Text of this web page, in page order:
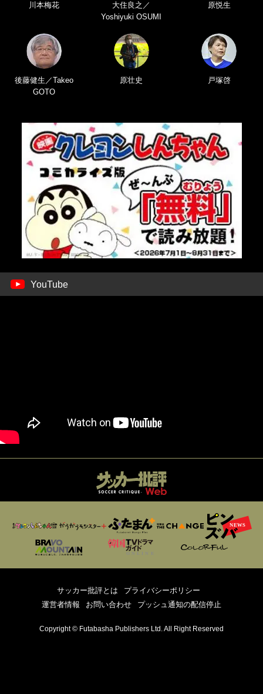
川本梅花
大住良之／
Yoshiyuki OSUMI
原悦生
後藤健生／Takeo
GOTO
原壮史 戸塚啓
YouTube
サッカー批評とは
プライバシーポリシー
運営者情報
お問い合わせ プッシュ通知の配信停止
Copyright © Futabasha Publishers Ltd. All Right Reserved